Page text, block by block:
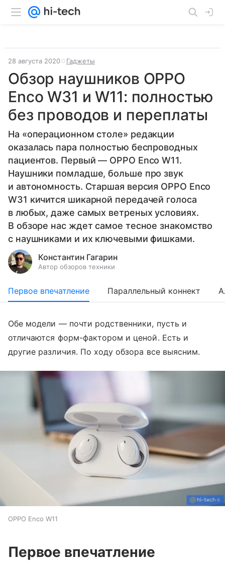
28 августа 2020 Гаджеты
Обзор наушников OPPO
Enco W31 и W11: полностью
без проводов и переплаты
На «операционном столе» редакции
оказалась пара полностью беспроводных
пациентов. Первый — OPPO Enco W11.
Наушники помладше, больше про звук
и автономность. Старшая версия OPPO Enco
W31 кичится шикарной передачей голоса
в любых, даже самых ветреных условиях.
В обзоре нас ждет самое тесное знакомство
с наушниками и их ключевыми фишками.
Константин Гагарин
Автор обзоров техники
Первое впечатление Параллельный коннект
Обе модели — почти родственники, пусть и
отличаются форм-фактором и ценой. Есть и
другие различия. По ходу обзора все выясним.
OPPO Enco W11
Первое впечатление